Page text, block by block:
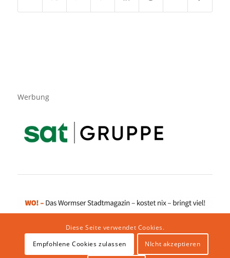
Werbung
Impressum|Datenschutzerklärung|Website von klicklabor.de |
Diese Seite verwendet Cookies.
Empfohlene Cookies zulassen
NIcht akzeptieren